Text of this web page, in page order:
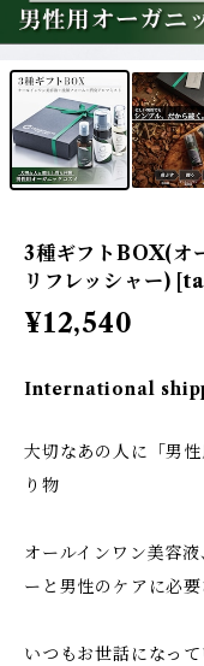
3種ギフトBOX(オ
リフレッシャー)
¥12,540
International
大切なあの人に「男
り物
オールインワン美容
ーと男性のケアに必
いつもお世話になっ